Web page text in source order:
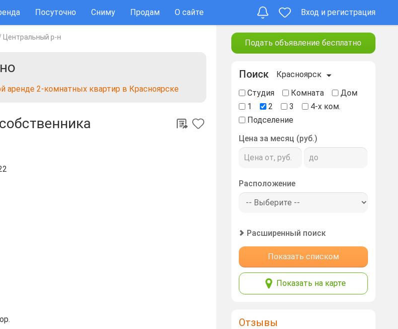
Посуточно Сниму Продам О сайте Вход и регистрация
Центральный р-н
аренде 2-комнатных квартир в Красноярске
Подать объявление бесплатно
Поиск
Красноярск
Студия
Комната
Дом
1
2 3
4-х ком.
Подселение
Цена за месяц (руб.)
Расположение
Расширенный поиск
Показать списком
Показать на карте
Отзывы